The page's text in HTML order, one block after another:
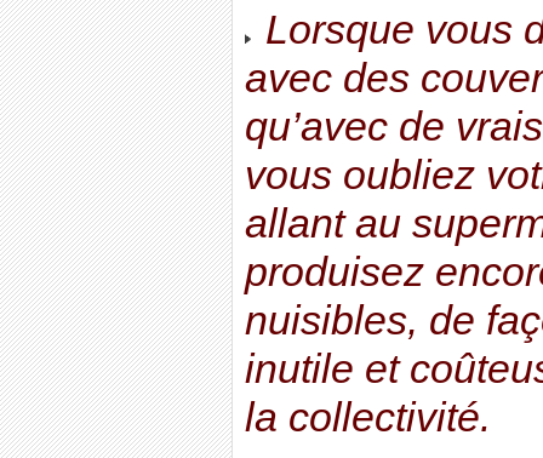
Lorsque vous
avec des
qu’avec de
vous oubliez
allant au
produisez
nuisibles, de
inutile et
la collectivité.